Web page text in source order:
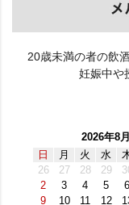
20歳未満の者の飲
妊娠中や
2026年8月
日
月 火 水
26
27 28 29
2
3 4 5 6
9
10 11 12